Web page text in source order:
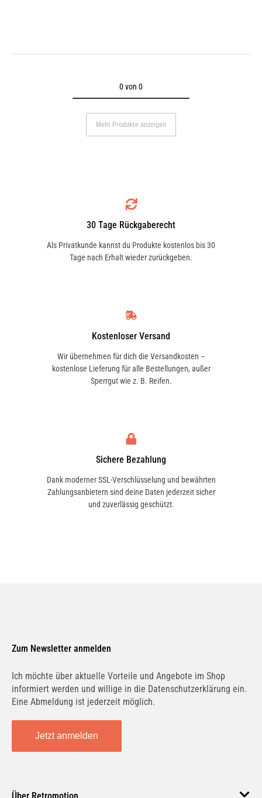
0 von 0
Mehr Produkte anzeigen
30 Tage Rückgaberecht
Als Privatkunde kannst du Produkte kostenlos bis 30
Tage nach Erhalt wieder zurückgeben.
Kostenloser Versand
Wir übernehmen für dich die Versandkosten –
kostenlose Lieferung für alle Bestellungen, außer
Sperrgut wie z. B. Reifen.
Sichere Bezahlung
Dank moderner SSL-Verschlüsselung und bewährten
Zahlungsanbietern sind deine Daten jederzeit sicher
und zuverlässig geschützt.
Zum Newsletter anmelden
Ich möchte über aktuelle Vorteile und Angebote im Shop
informiert werden und willige in die Datenschutzerklärung ein.
Eine Abmeldung ist jederzeit möglich.
Jetzt anmelden